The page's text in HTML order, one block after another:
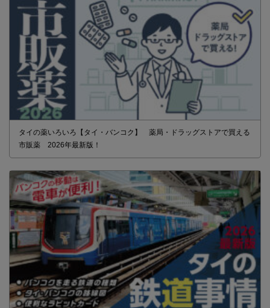
タイの薬いろいろ【タイ・バンコク】 薬局・ドラッグストアで買える
市販薬 2026年最新版！